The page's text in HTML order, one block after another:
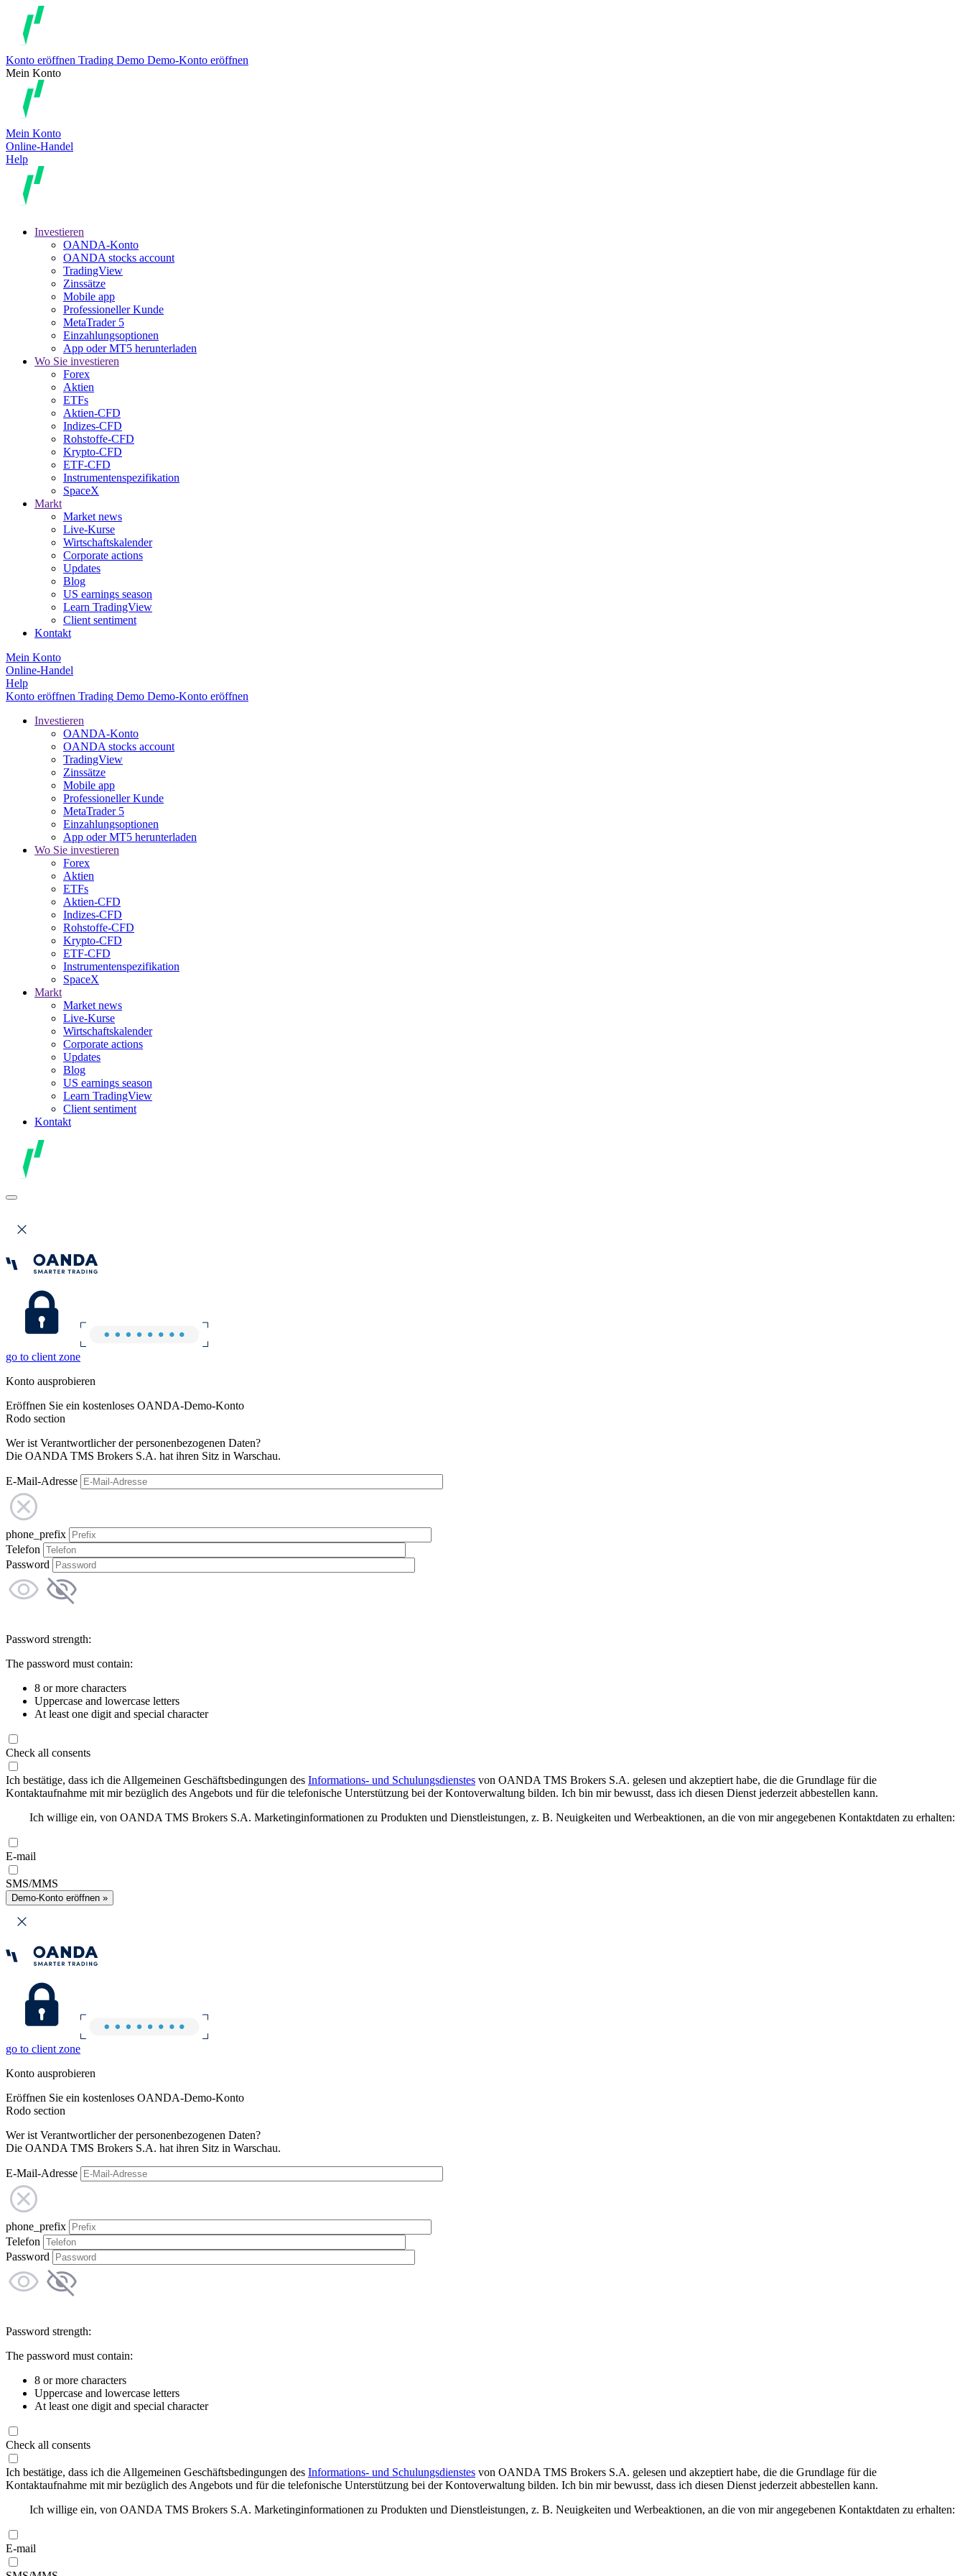
Konto eröffnen Trading Demo Demo-Konto eröffnen
Mein Konto
Mein Konto
Online-Handel
Help
Investieren
OANDA-Konto
OANDA stocks account
TradingView
Zinssätze
Mobile app
Professioneller Kunde
MetaTrader 5
Einzahlungsoptionen
App oder MT5 herunterladen
Wo Sie investieren
Forex
Aktien
ETFs
Aktien-CFD
Indizes-CFD
Rohstoffe-CFD
Krypto-CFD
ETF-CFD
Instrumentenspezifikation
SpaceX
Markt
Market news
Live-Kurse
Wirtschaftskalender
Corporate actions
Updates
Blog
US earnings season
Learn TradingView
Client sentiment
Kontakt
Mein Konto
Online-Handel
Help
Konto eröffnen Trading Demo Demo-Konto eröffnen
Investieren
OANDA-Konto
OANDA stocks account
TradingView
Zinssätze
Mobile app
Professioneller Kunde
MetaTrader 5
Einzahlungsoptionen
App oder MT5 herunterladen
Wo Sie investieren
Forex
Aktien
ETFs
Aktien-CFD
Indizes-CFD
Rohstoffe-CFD
Krypto-CFD
ETF-CFD
Instrumentenspezifikation
SpaceX
Markt
Market news
Live-Kurse
Wirtschaftskalender
Corporate actions
Updates
Blog
US earnings season
Learn TradingView
Client sentiment
Kontakt
go to client zone
Konto ausprobieren
Eröffnen Sie ein kostenloses OANDA-Demo-Konto
Rodo section
Wer ist Verantwortlicher der personenbezogenen Daten?
Die OANDA TMS Brokers S.A. hat ihren Sitz in Warschau.
E-Mail-Adresse
phone_prefix
Telefon
Password
Password strength:
The password must contain:
8 or more characters
Uppercase and lowercase letters
At least one digit and special character
Check all consents
Ich bestätige, dass ich die Allgemeinen Geschäftsbedingungen des Informations- und Schulungsdienstes von OANDA TMS Brokers S.A. gelesen und akzeptiert habe, die die Grundlage für die
Kontaktaufnahme mit mir bezüglich des Angebots und für die telefonische Unterstützung bei der Kontoverwaltung bilden. Ich bin mir bewusst, dass ich diesen Dienst jederzeit abbestellen kann.
Ich willige ein, von OANDA TMS Brokers S.A. Marketinginformationen zu Produkten und Dienstleistungen, z. B. Neuigkeiten und Werbeaktionen, an die von mir angegebenen Kontaktdaten zu erhalten:
E-mail
SMS/MMS
Demo-Konto eröffnen »
go to client zone
Konto ausprobieren
Eröffnen Sie ein kostenloses OANDA-Demo-Konto
Rodo section
Wer ist Verantwortlicher der personenbezogenen Daten?
Die OANDA TMS Brokers S.A. hat ihren Sitz in Warschau.
E-Mail-Adresse
phone_prefix
Telefon
Password
Password strength:
The password must contain:
8 or more characters
Uppercase and lowercase letters
At least one digit and special character
Check all consents
Ich bestätige, dass ich die Allgemeinen Geschäftsbedingungen des Informations- und Schulungsdienstes von OANDA TMS Brokers S.A. gelesen und akzeptiert habe, die die Grundlage für die
Kontaktaufnahme mit mir bezüglich des Angebots und für die telefonische Unterstützung bei der Kontoverwaltung bilden. Ich bin mir bewusst, dass ich diesen Dienst jederzeit abbestellen kann.
Ich willige ein, von OANDA TMS Brokers S.A. Marketinginformationen zu Produkten und Dienstleistungen, z. B. Neuigkeiten und Werbeaktionen, an die von mir angegebenen Kontaktdaten zu erhalten:
E-mail